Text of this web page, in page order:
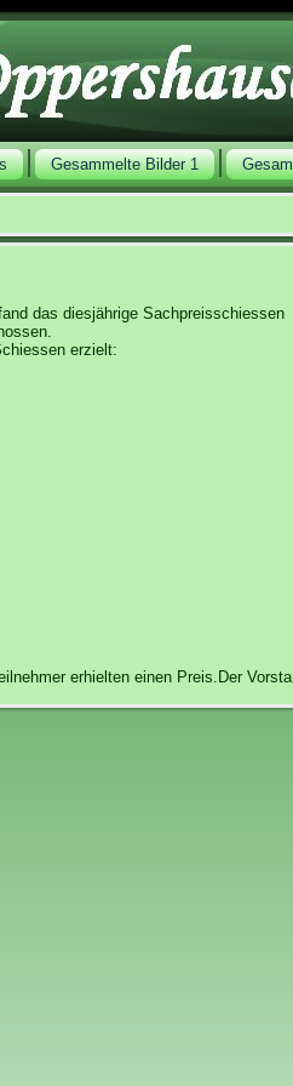
Gesammelte Bilder 1
das diesjährige Sachpreisschiessen
erzielt:
erhielten einen Preis.Der